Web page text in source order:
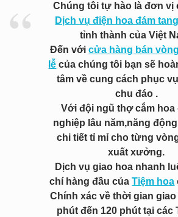
Chúng tôi tự hào là đơn vị
Dịch vụ điện hoa đám tang
tỉnh thành của Việt
Đến vớicửa hàng bán
lễ của chúng tôi bạn sẽ
tâm về cung cách phục
chu đáo .
Với đội ngũ thợ cắm hoa
nghiệp lâu năm,năng
chi tiết tỉ mỉ cho từng
xuất xưởng.
Dịch vụ giao hoa nhanh
chí hàng đầu củaTiệm hoa
Chính xác về thời gian
phút đến 120 phút tại các